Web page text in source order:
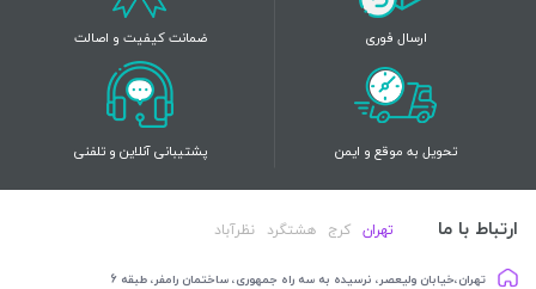
ارسال فوری ضمانت کیفیت و اصالت
تحویل به موقع و ایمن پشتیبانی آنلاین و تلفنی
ارتباط با ما تهران کرج هشتگرد نظرآباد
تهران،خیابان ولیعصر، نرسیده به سه راه جمهوری، ساختمان رامفر، طبقه 6